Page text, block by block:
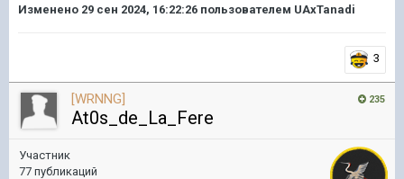
Изменено 29 сен 2024, 16:22:26 пользователем UAxTanadi
3
235
[WRNNG]
At0s_de_La_Fere
Участник
77 публикаций